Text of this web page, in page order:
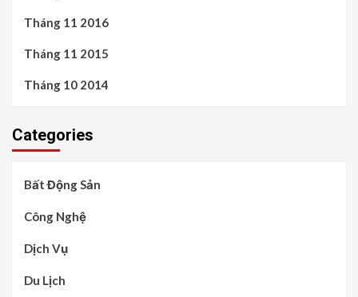
Tháng 11 2016
Tháng 11 2015
Tháng 10 2014
Categories
Bất Động Sản
Công Nghệ
Dịch Vụ
Du Lịch